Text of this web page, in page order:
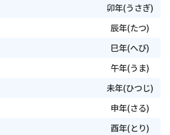
卯年(うさぎ)
辰年(たつ)
巳年(へび)
午年(うま)
未年(ひつじ)
申年(さる)
酉年(とり)